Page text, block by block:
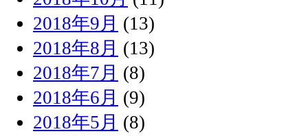
2018年9月 (13)
2018年8月 (13)
2018年7月 (8)
2018年6月 (9)
2018年5月 (8)